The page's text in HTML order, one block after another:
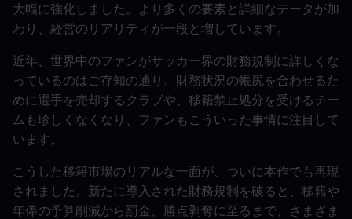
大幅に強化しました。より多くの要素と詳細なデータが加
わり、経営のリアリティが一段と増しています。
近年、世界中のファンがサッカー界の財務規制に詳しくな
っているのはご存知の通り。財務状況の帳尻を合わせるた
めに選手を売却するクラブや、移籍禁止処分を受けるチー
ムも珍しくなくなり、ファンもこういった事情に注目して
います。
こうした移籍市場のリアルな一面が、ついに本作でも再現
されました。新たに導入された財務規制を破ると、移籍や
年俸の予算削減から罰金、勝点剥奪に至るまで、さまざま